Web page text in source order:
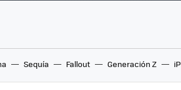
Sequía Fallout Generación Z